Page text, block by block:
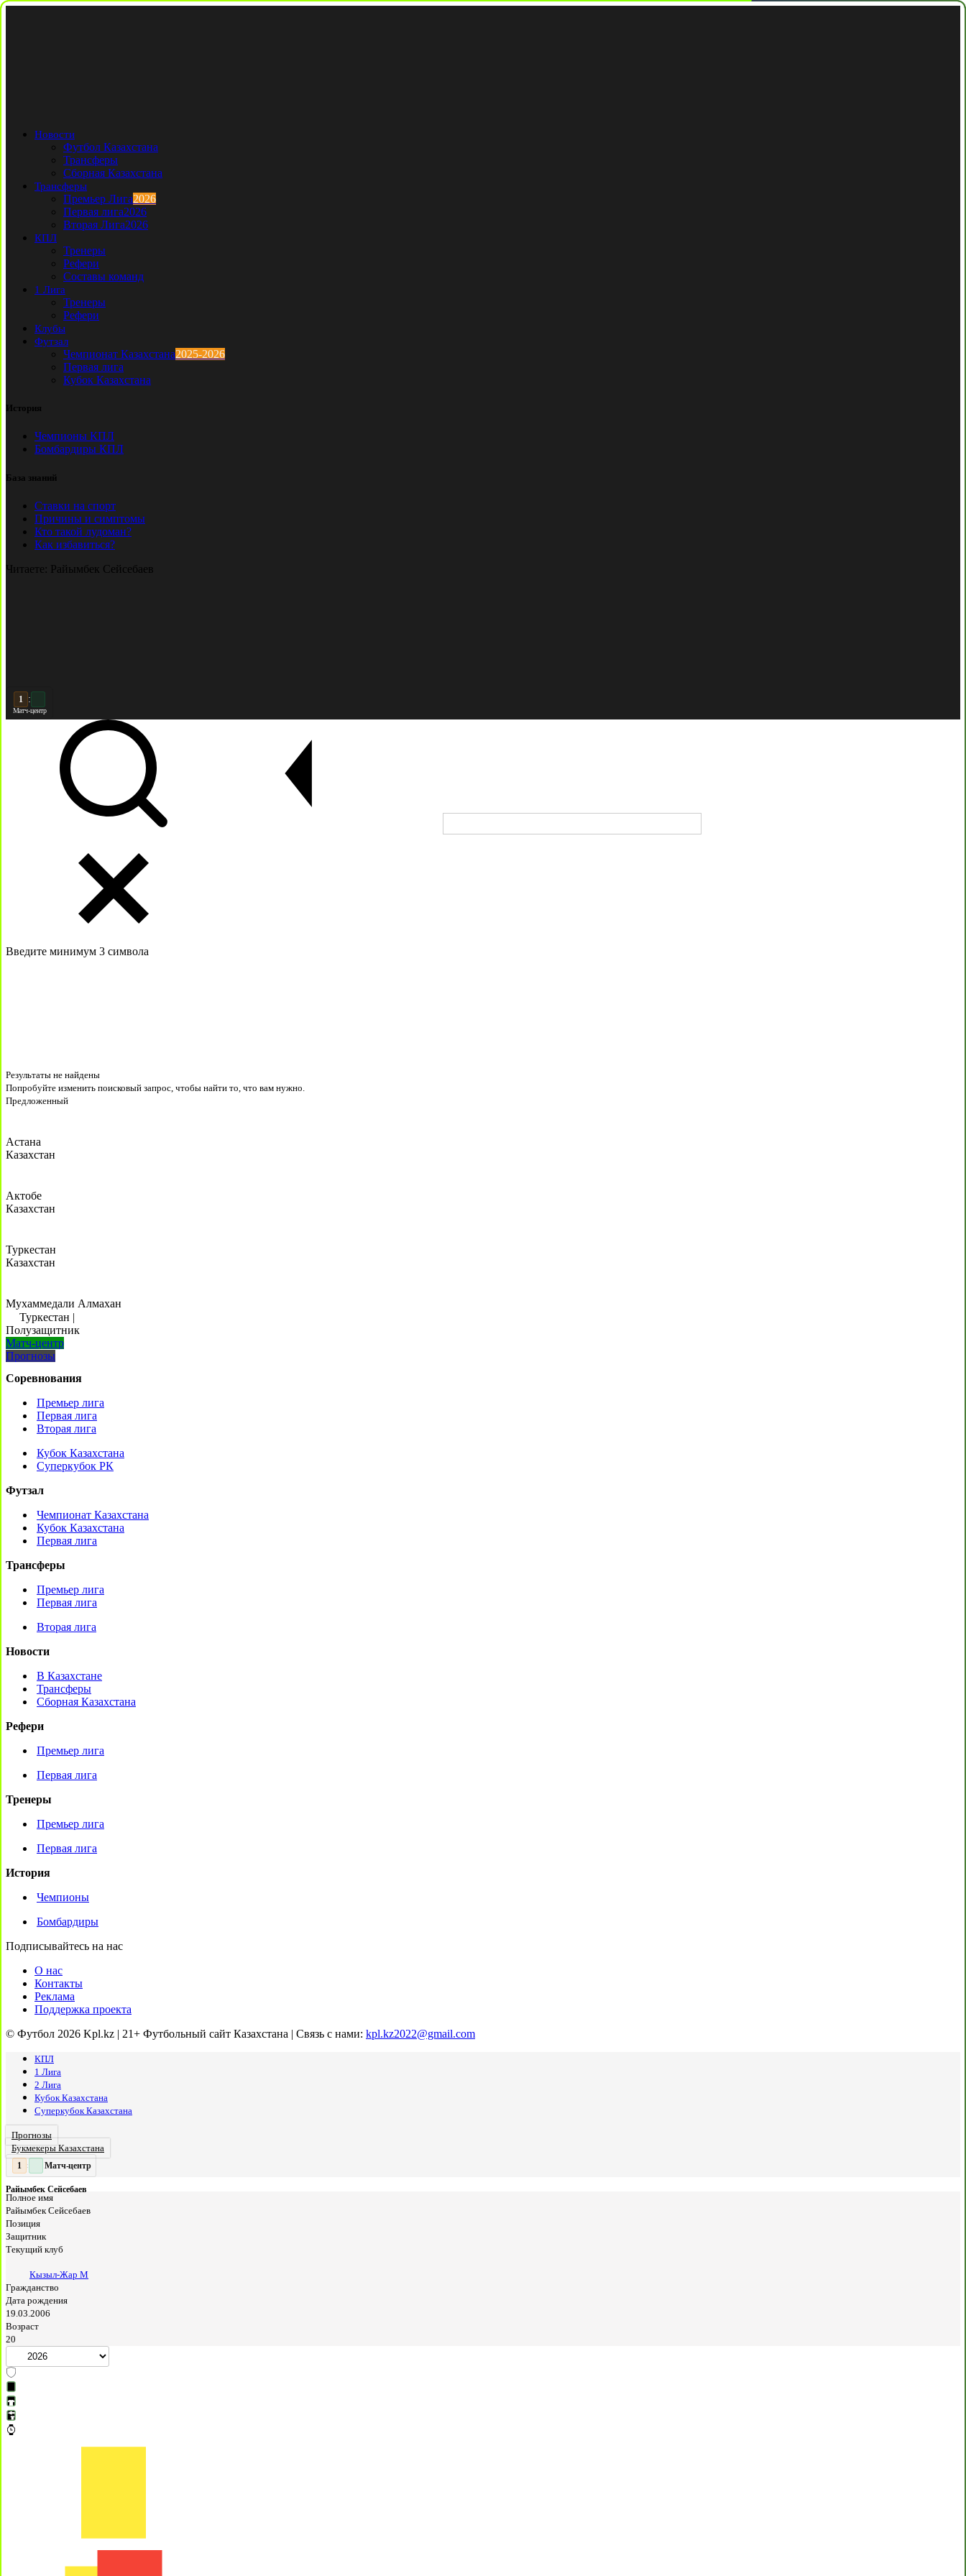
Новости
Футбол Казахстана
Трансферы
Сборная Казахстана
Трансферы
Премьер Лига2026
Первая лига2026
Вторая Лига2026
КПЛ
Тренеры
Рефери
Составы команд
1 Лига
Тренеры
Рефери
Клубы
Футзал
Чемпионат Казахстана2025-2026
Первая лига
Кубок Казахстана
История
Чемпионы КПЛ
Бомбардиры КПЛ
База знаний
Ставки на спорт
Причины и симптомы
Кто такой лудоман?
Как избавиться?
Читаете: Райымбек Сейсебаев
2 :
Матч-центр
Введите минимум 3 символа
Результаты не найдены
Попробуйте изменить поисковый запрос, чтобы найти то, что вам нужно.
Предложенный
Астана
Казахстан
Актобе
Казахстан
Туркестан
Казахстан
Мухаммедали Алмахан
Туркестан |
Полузащитник
Матч-центр
Прогнозы
Соревнования
Премьер лига
Первая лига
Вторая лига
Кубок Казахстана
Суперкубок РК
Футзал
Чемпионат Казахстана
Кубок Казахстана
Первая лига
Трансферы
Премьер лига
Первая лига
Вторая лига
Новости
В Казахстане
Трансферы
Сборная Казахстана
Рефери
Премьер лига
Первая лига
Тренеры
Премьер лига
Первая лига
История
Чемпионы
Бомбардиры
Подписывайтесь на нас
О нас
Контакты
Реклама
Поддержка проекта
© Футбол 2026 Kpl.kz | 21+ Футбольный сайт Казахстана | Связь с нами: kpl.kz2022@gmail.com
КПЛ
1 Лига
2 Лига
Кубок Казахстана
Суперкубок Казахстана
Прогнозы
Букмекеры Казахстана
2 : Матч-центр
Райымбек Сейсебаев
Полное имя
Райымбек Сейсебаев
Позиция
Защитник
Текущий клуб
Кызыл-Жар М
Гражданство
Дата рождения
19.03.2006
Возраст
20